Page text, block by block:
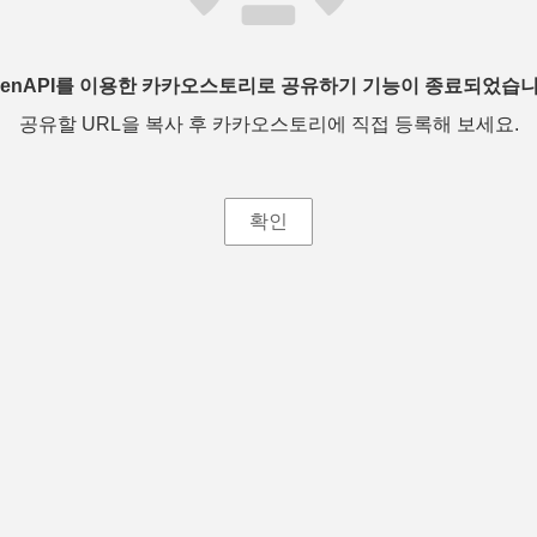
를 이용한 카카오스토리로 공유하기 기능이 종료되었습
공유할 URL을 복사 후 카카오스토리에 직접 등록해 보세요.
확인